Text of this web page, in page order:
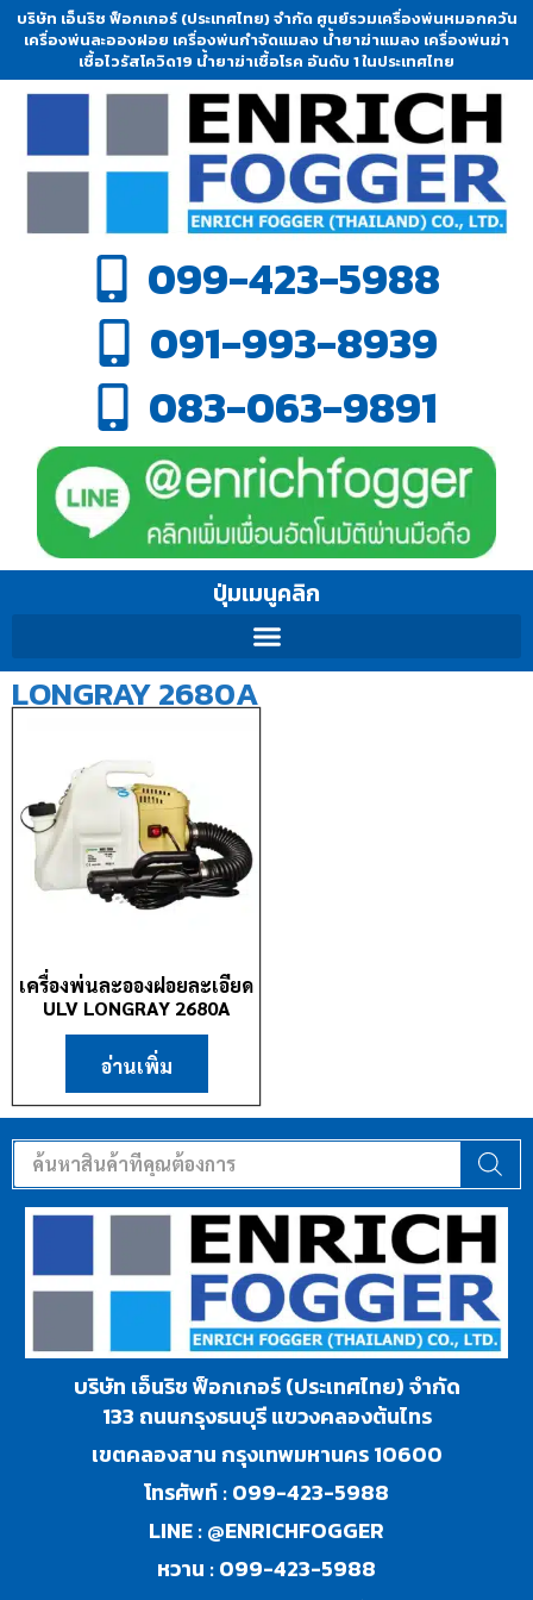
บริษัท เอ็นริช ฟ็อกเกอร์ (ประเทศไทย) จำกัด ศูนย์รวมเครื่องพ่นหมอกควัน
เครื่องพ่นละอองฝอย เครื่องพ่นกำจัดแมลง น้ำยาฆ่าแมลง เครื่องพ่นฆ่า
เชื้อไวรัสโควิด19 น้ำยาฆ่าเชื้อโรค อันดับ 1 ในประเทศไทย
099-423-5988
091-993-8939
083-063-9891
ปุ่มเมนูคลิก
LONGRAY 2680A
เครื่องพ่นละอองฝอยละเอียด
ULV LONGRAY 2680A
อ่านเพิ่ม
บริษัท เอ็นริช ฟ็อกเกอร์ (ประเทศไทย) จำกัด
133 ถนนกรุงธนบุรี แขวงคลองต้นไทร
เขตคลองสาน กรุงเทพมหานคร 10600
โทรศัพท์ :099-423-5988
LINE :@ENRICHFOGGER
หวาน :099-423-5988